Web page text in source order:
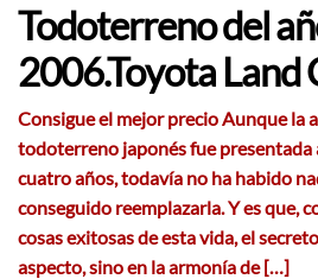
Todoterreno del
2006.Toyota Land
Consigue el mejor precio Aunque la
todoterreno japonés fue presentada
cuatro años, todavía no ha habido
conseguido reemplazarla. Y es que,
cosas exitosas de esta vida, el
aspecto, sino en la armonía de […]